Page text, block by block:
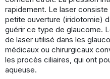
rapidement. Le laser
petite ouverture (iridotomie)
guérir ce type de glaucome.
de laser utilisé dans les
médicaux ou chirurgicaux
les procès ciliaires, qui ont
aqueuse.